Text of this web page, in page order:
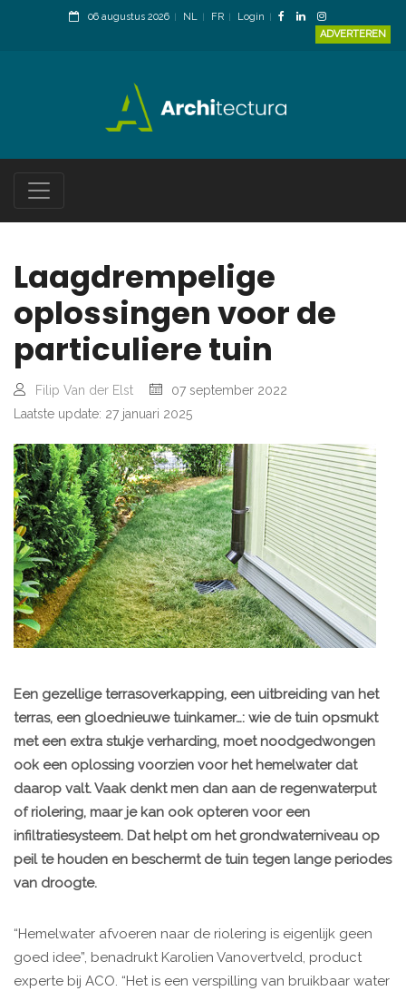
06 augustus 2026 NL FR
Login
ADVERTEREN
Laagdrempelige
oplossingen voor de
particuliere tuin
Filip Van der Elst
07 september 2022
Laatste update: 27 januari 2025
Een gezellige terrasoverkapping, een uitbreiding van het
terras, een gloednieuwe tuinkamer…: wie de tuin opsmukt
met een extra stukje verharding, moet noodgedwongen
ook een oplossing voorzien voor het hemelwater dat
daarop valt. Vaak denkt men dan aan de regenwaterput
of riolering, maar je kan ook opteren voor een
infiltratiesysteem. Dat helpt om het grondwaterniveau op
peil te houden en beschermt de tuin tegen lange periodes
van droogte.
“Hemelwater afvoeren naar de riolering is eigenlijk geen
goed idee”, benadrukt Karolien Vanovertveld, product
experte bij ACO. “Het is een verspilling van bruikbaar water